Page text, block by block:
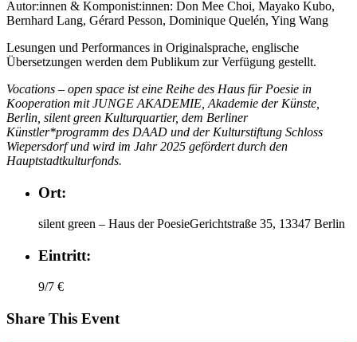
Autor:innen & Komponist:innen: Don Mee Choi, Mayako Kubo,
Bernhard Lang, Gérard Pesson, Dominique Quelén, Ying Wang
Lesungen und Performances in Originalsprache, englische
Übersetzungen werden dem Publikum zur Verfügung gestellt.
Vocations – open space ist eine Reihe des Haus für Poesie in
Kooperation mit JUNGE AKADEMIE, Akademie der Künste,
Berlin, silent green Kulturquartier, dem Berliner
Künstler*programm des DAAD und der Kulturstiftung Schloss
Wiepersdorf und wird im Jahr 2025 gefördert durch den
Hauptstadtkulturfonds.
Ort:
silent green – Haus der PoesieGerichtstraße 35, 13347 Berlin
Eintritt:
9/7 €
Share This Event